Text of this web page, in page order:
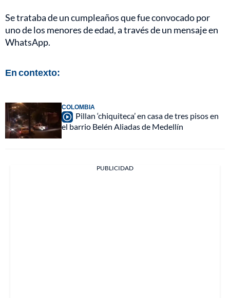
Se trataba de un cumpleaños que fue convocado por
uno de los menores de edad, a través de un mensaje en
WhatsApp.
En contexto:
COLOMBIA
Pillan ‘chiquiteca’ en casa de tres pisos en
el barrio Belén Aliadas de Medellín
PUBLICIDAD